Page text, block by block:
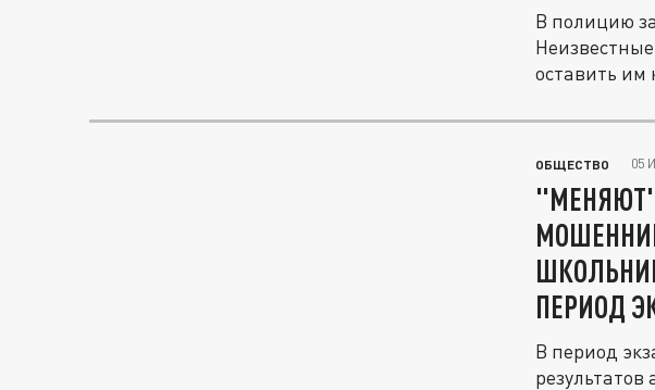
В полицию
оставить им
ОБЩЕСТВО 05
ПЕРИОД
В период